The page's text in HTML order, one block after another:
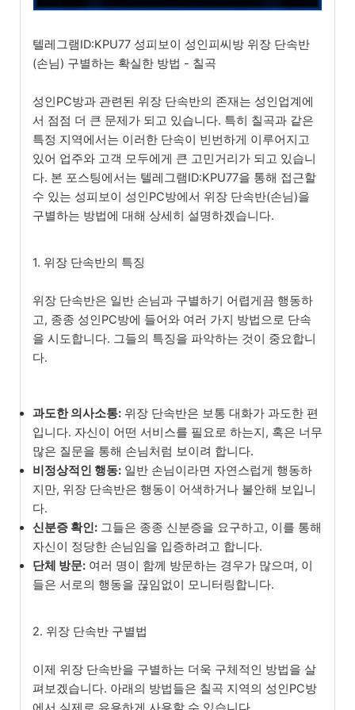
텔레그램ID:KPU77 성피보이 성인피씨방 위장 단속반
(손님) 구별하는 확실한 방법 - 칠곡
성인PC방과 관련된 위장 단속반의 존재는 성인업계에
서 점점 더 큰 문제가 되고 있습니다. 특히 칠곡과 같은
특정 지역에서는 이러한 단속이 빈번하게 이루어지고
있어 업주와 고객 모두에게 큰 고민거리가 되고 있습니
다. 본 포스팅에서는 텔레그램ID:KPU77을 통해 접근할
수 있는 성피보이 성인PC방에서 위장 단속반(손님)을
구별하는 방법에 대해 상세히 설명하겠습니다.
1. 위장 단속반의 특징
위장 단속반은 일반 손님과 구별하기 어렵게끔 행동하
고, 종종 성인PC방에 들어와 여러 가지 방법으로 단속
을 시도합니다. 그들의 특징을 파악하는 것이 중요합니
다.
과도한 의사소통: 위장 단속반은 보통 대화가 과도한 편
입니다. 자신이 어떤 서비스를 필요로 하는지, 혹은 너무
많은 질문을 통해 손님처럼 보이려 합니다.
비정상적인 행동: 일반 손님이라면 자연스럽게 행동하
지만, 위장 단속반은 행동이 어색하거나 불안해 보입니
다.
신분증 확인: 그들은 종종 신분증을 요구하고, 이를 통해
자신이 정당한 손님임을 입증하려고 합니다.
단체 방문: 여러 명이 함께 방문하는 경우가 많으며, 이
들은 서로의 행동을 끊임없이 모니터링합니다.
2. 위장 단속반 구별법
이제 위장 단속반을 구별하는 더욱 구체적인 방법을 살
펴보겠습니다. 아래의 방법들은 칠곡 지역의 성인PC방